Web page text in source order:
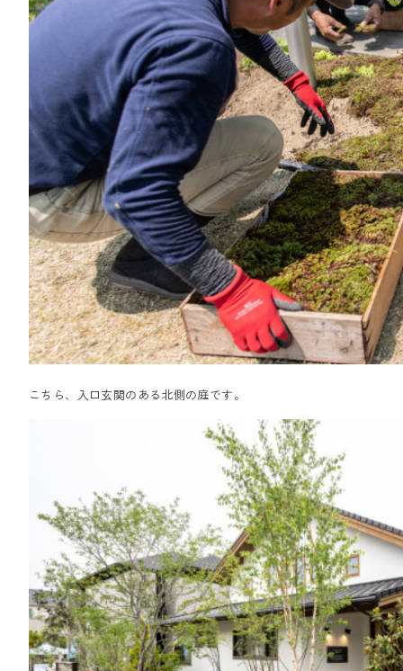
こちら、入口玄関のある北側の庭です。